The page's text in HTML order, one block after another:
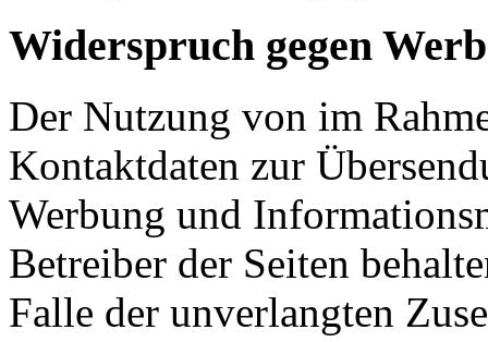
Widerspruch gegen
Der Nutzung von im
Kontaktdaten zur
Werbung und
Betreiber der Seiten
Falle der unverlangten